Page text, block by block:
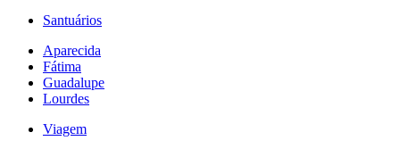
Santuários
Aparecida
Fátima
Guadalupe
Lourdes
Viagem